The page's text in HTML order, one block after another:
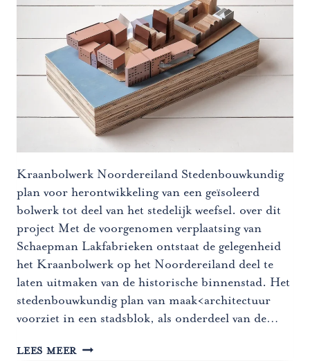
Kraanbolwerk Noordereiland Stedenbouwkundig
plan voor herontwikkeling van een geïsoleerd
bolwerk tot deel van het stedelijk weefsel. over dit
project Met de voorgenomen verplaatsing van
Schaepman Lakfabrieken ontstaat de gelegenheid
het Kraanbolwerk op het Noordereiland deel te
laten uitmaken van de historische binnenstad. Het
stedenbouwkundig plan van maak<architectuur
voorziet in een stadsblok, als onderdeel van de…
LEES MEER KRAANBOLWERK